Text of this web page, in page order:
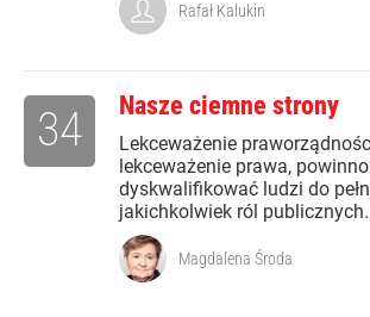
Rafał Kalukin
Nasze ciemne strony
Lekceważenie
lekceważenie prawa, powinno
dyskwalifikować ludzi do
jakichkolwiek ról publicznych.
34
Magdalena Środa